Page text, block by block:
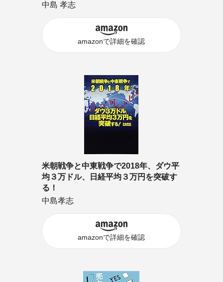
中島 孝志
amazonで詳細を確認
米朝戦争と中東戦争で2018年、ダウ平
均３万ドル、日経平均３万円を突破す
る！
中島孝志
amazonで詳細を確認